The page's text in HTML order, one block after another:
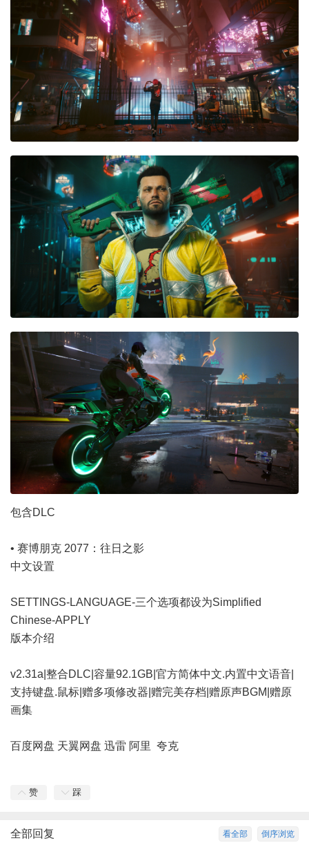
包含DLC
• 赛博朋克 2077：往日之影
中文设置
SETTINGS-LANGUAGE-三个选项都设为Simplified
Chinese-APPLY
版本介绍
v2.31a|整合DLC|容量92.1GB|官方简体中文.内置中文语音|
支持键盘.鼠标|赠多项修改器|赠完美存档|赠原声BGM|赠原
画集
百度网盘 天翼网盘 迅雷 阿里 夸克
赞 踩
倒序浏览
看全部
全部回复